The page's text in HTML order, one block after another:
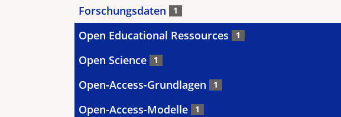
Forschungsdaten 1
Open Educational Ressources 1
Open Science 1
Open-Access-Grundlagen 1
Open-Access-Modelle 1